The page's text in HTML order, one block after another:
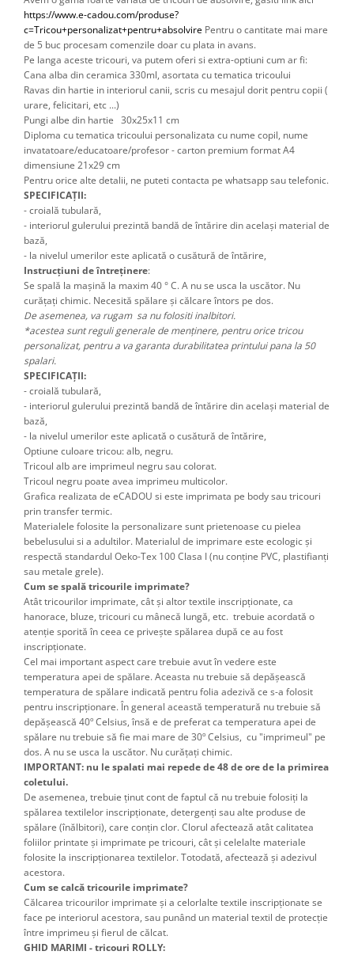
https://www.e-cadou.com/produse?
c=Tricou+personalizat+pentru+absolvire Pentru o cantitate mai mare
de 5 buc procesam comenzile doar cu plata in avans.
Pe langa aceste tricouri, va putem oferi si extra-optiuni cum ar fi:
Cana alba din ceramica 330ml, asortata cu tematica tricoului
Ravas din hartie in interiorul canii, scris cu mesajul dorit pentru copii (
urare, felicitari, etc ...)
Pungi albe din hartie 30x25x11 cm
Diploma cu tematica tricoului personalizata cu nume copil, nume
invatatoare/educatoare/profesor - carton premium format A4
dimensiune 21x29 cm
Pentru orice alte detalii, ne puteti contacta pe whatsapp sau telefonic.
SPECIFICAȚII:
- croială tubulară,
- interiorul gulerului prezintă bandă de întărire din același material de
bază,
- la nivelul umerilor este aplicată o cusătură de întărire,
Instrucțiuni de întreținere:
Se spală la mașină la maxim 40 ° C. A nu se usca la uscător. Nu
curățați chimic. Necesită spălare și călcare întors pe dos.
De asemenea, va rugam sa nu folositi inalbitori.
*acestea sunt reguli generale de menținere, pentru orice tricou
personalizat, pentru a va garanta durabilitatea printului pana la 50
spalari.
SPECIFICAȚII:
- croială tubulară,
- interiorul gulerului prezintă bandă de întărire din același material de
bază,
- la nivelul umerilor este aplicată o cusătură de întărire,
Optiune culoare tricou: alb, negru.
Tricoul alb are imprimeul negru sau colorat.
Tricoul negru poate avea imprimeu multicolor.
Grafica realizata de eCADOU si este imprimata pe body sau tricouri
prin transfer termic.
Materialele folosite la personalizare sunt prietenoase cu pielea
bebelusului si a adultilor. Materialul de imprimare este ecologic și
respectă standardul Oeko-Tex 100 Clasa I (nu conține PVC, plastifianți
sau metale grele).
Cum se spală tricourile imprimate?
Atât tricourilor imprimate, cât şi altor textile inscripţionate, ca
hanorace, bluze, tricouri cu mânecă lungă, etc. trebuie acordată o
atenţie sporită în ceea ce priveşte spălarea după ce au fost
inscripţionate.
Cel mai important aspect care trebuie avut în vedere este
temperatura apei de spălare. Aceasta nu trebuie să depăşească
temperatura de spălare indicată pentru folia adezivă ce s-a folosit
pentru inscripţionare. În general această temperatură nu trebuie să
depăşească 40º Celsius, însă e de preferat ca temperatura apei de
spălare nu trebuie să fie mai mare de 30º Celsius, cu "imprimeul" pe
dos. A nu se usca la uscător. Nu curățați chimic.
IMPORTANT: nu le spalati mai repede de 48 de ore de la primirea
coletului.
De asemenea, trebuie ţinut cont de faptul că nu trebuie folosiţi la
spălarea textilelor inscripţionate, detergenţi sau alte produse de
spălare (înălbitori), care conţin clor. Clorul afectează atât calitatea
foliilor printate şi imprimate pe tricouri, cât şi celelalte materiale
folosite la inscripţionarea textilelor. Totodată, afectează şi adezivul
acestora.
Cum se calcă tricourile imprimate?
Călcarea tricourilor imprimate şi a celorlalte textile inscripţionate se
face pe interiorul acestora, sau punând un material textil de protecţie
între imprimeu şi fierul de călcat.
GHID MARIMI - tricouri ROLLY: